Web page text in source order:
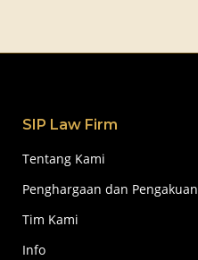
SIP Law Firm
Tentang Kami
Penghargaan dan Pengakuan
Tim Kami
Info